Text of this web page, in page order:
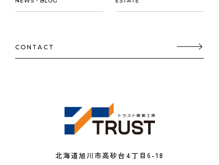
北海道旭川市高砂台4丁目6-18
CONTACT